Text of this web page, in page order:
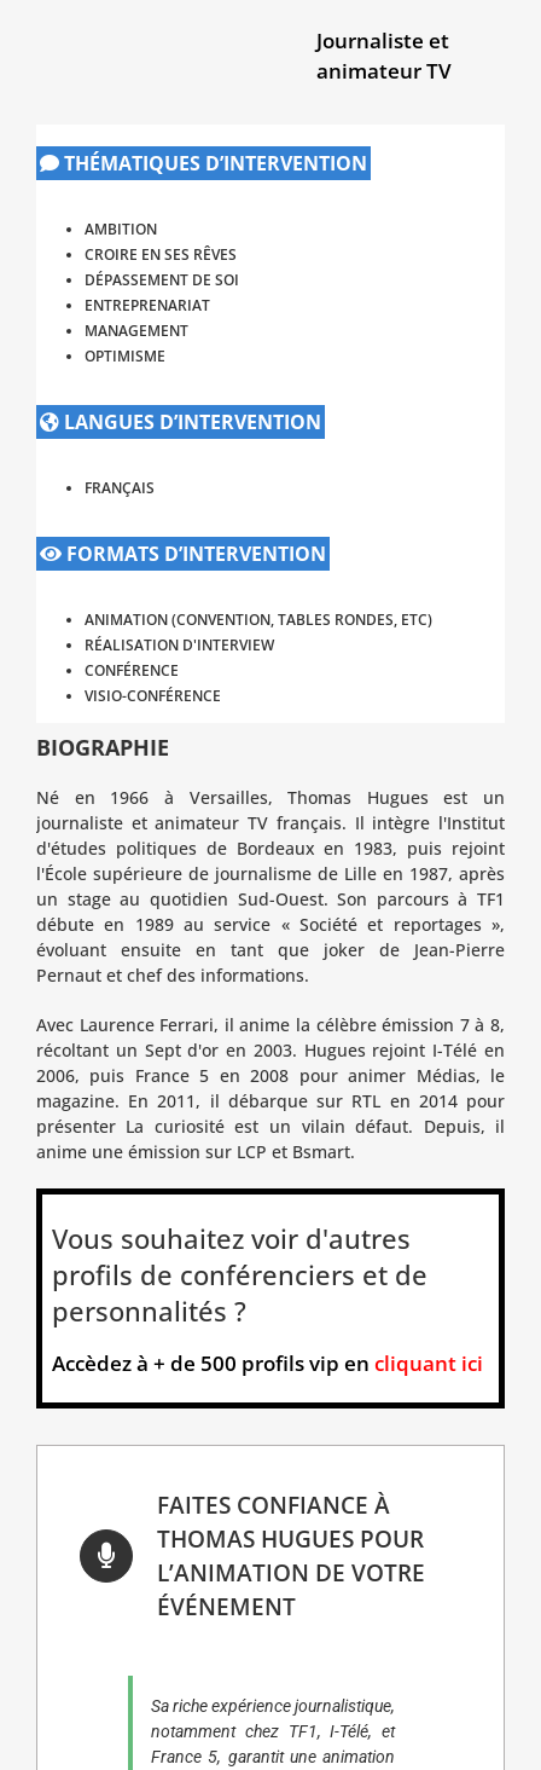
Journaliste et
animateur TV
THÉMATIQUES D’INTERVENTION
AMBITION
CROIRE EN SES RÊVES
DÉPASSEMENT DE SOI
ENTREPRENARIAT
MANAGEMENT
OPTIMISME
LANGUES D’INTERVENTION
FRANÇAIS
FORMATS D’INTERVENTION
ANIMATION (CONVENTION, TABLES RONDES, ETC)
RÉALISATION D'INTERVIEW
CONFÉRENCE
VISIO-CONFÉRENCE
BIOGRAPHIE
Né en 1966 à Versailles, Thomas Hugues est un
journaliste et animateur TV français. Il intègre l'Institut
d'études politiques de Bordeaux en 1983, puis rejoint
l'École supérieure de journalisme de Lille en 1987, après
un stage au quotidien Sud-Ouest. Son parcours à TF1
débute en 1989 au service « Société et reportages »,
évoluant ensuite en tant que joker de Jean-Pierre
Pernaut et chef des informations.
Avec Laurence Ferrari, il anime la célèbre émission 7 à 8,
récoltant un Sept d'or en 2003. Hugues rejoint I-Télé en
2006, puis France 5 en 2008 pour animer Médias, le
magazine. En 2011, il débarque sur RTL en 2014 pour
présenter La curiosité est un vilain défaut. Depuis, il
anime une émission sur LCP et Bsmart.
Vous souhaitez voir d'autres
profils de conférenciers et de
personnalités ?
Accèdez à + de 500 profils vip en cliquant ici
FAITES CONFIANCE À
THOMAS HUGUES POUR
L’ANIMATION DE VOTRE
ÉVÉNEMENT
Sa riche expérience journalistique,
notamment chez TF1, I-Télé, et
France 5, garantit une animation